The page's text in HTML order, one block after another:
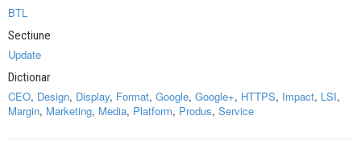
BTL
Sectiune
Update
Dictionar
CEO, Design, Display, Format, Google, Google+, HTTPS, Impact, LSI,
Margin, Marketing, Media, Platform, Produs, Service